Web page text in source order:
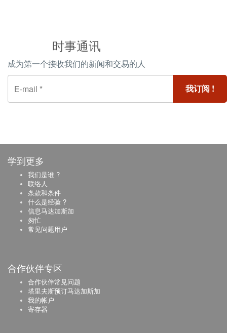
时事通讯
成为第一个接收我们的新闻和交易的人
学到更多
我们是谁 ?
联络人
条款和条件
什么是经验 ?
信息马达加斯加
匆忙
常见问题用户
合作伙伴专区
合作伙伴常见问题
塔里夫斯预订马达加斯加
我的帐户
寄存器